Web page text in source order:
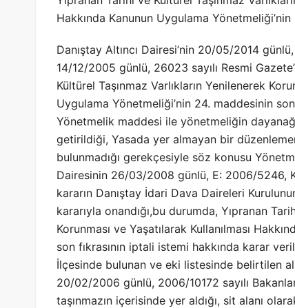
Hakkında Kanunun Uygulama
Danıştay Altıncı Dairesi’nin 20/05/2014
14/12/2005 günlü, 26023 sayılı Resmi
Kültürel Taşınmaz Varlıkların Yenilenerek
Uygulama Yönetmeliği’nin 24. maddesinin
Yönetmelik maddesi ile yönetmeliğin
getirildiği, Yasada yer almayan bir
bulunmadığı gerekçesiyle söz konusu
Dairesinin 26/03/2008 günlü, E: 2006/5246,
kararın Danıştay İdari Dava Daireleri
kararıyla onandığı,bu durumda, Yıpranan
Korunması ve Yaşatılarak Kullanılması
son fıkrasının iptali istemi hakkında karar
İlçesinde bulunan ve eki listesinde belirtilen
20/02/2006 günlü, 2006/10172 sayılı
taşınmazın içerisinde yer aldığı, sit alanı